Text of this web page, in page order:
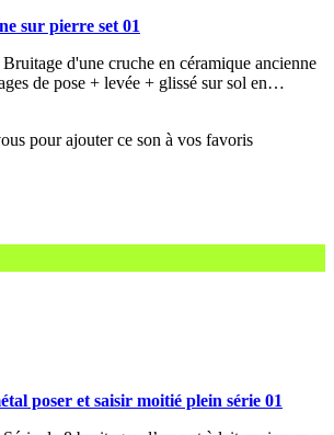
sur pierre set 01
d'une cruche en céramique ancienne
de pose + levée + glissé sur sol en…
poser et saisir moitié plein série 01